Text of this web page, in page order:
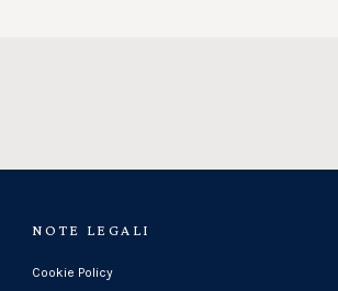
NOTE LEGALI
Cookie Policy